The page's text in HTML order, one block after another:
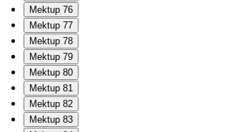
Mektup 76
Mektup 77
Mektup 78
Mektup 79
Mektup 80
Mektup 81
Mektup 82
Mektup 83